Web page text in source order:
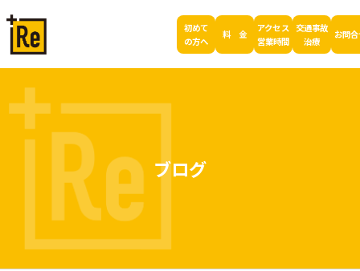
初めて
の方へ
料 金
アクセス
営業時間
交通事故
治療
お問
ブログ